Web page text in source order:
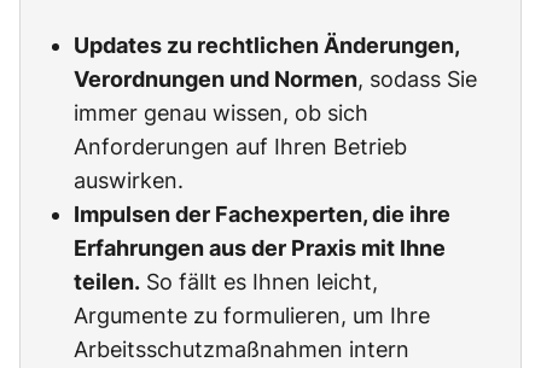
Updates zu rechtlichen Änderungen,
Verordnungen und Normen, sodass Sie
immer genau wissen, ob sich
Anforderungen auf Ihren Betrieb
auswirken.
Impulsen der Fachexperten, die ihre
Erfahrungen aus der Praxis mit Ihne
teilen. So fällt es Ihnen leicht,
Argumente zu formulieren, um Ihre
Arbeitsschutzmaßnahmen intern